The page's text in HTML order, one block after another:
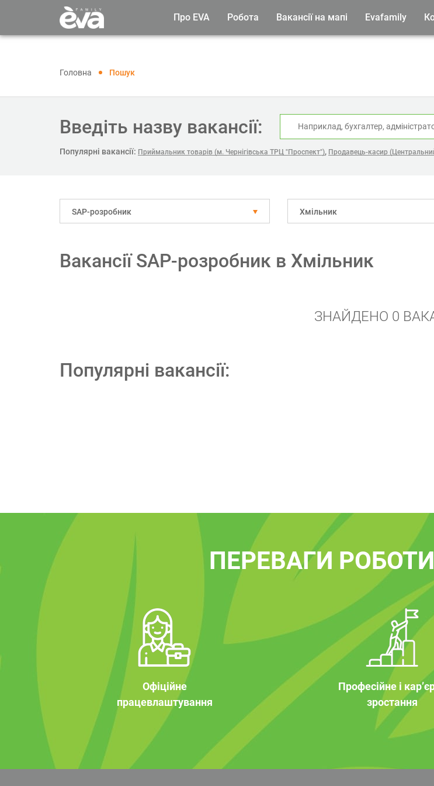
Про EVA Робота Вакансії на мапі Evafamily
Головна Пошук
Введіть назву вакансії:
Популярні вакансії: Приймальник товарів (м. Чернігівська ТРЦ "Проспект"), Продавець-касир
SAP-розробник Хмільник
Вакансії SAP-розробник в Хмільник
ЗНАЙДЕНО 0
Популярні вакансії:
ПЕРЕВАГИ
Офіційне
працевлаштування
Професійне і
зростання